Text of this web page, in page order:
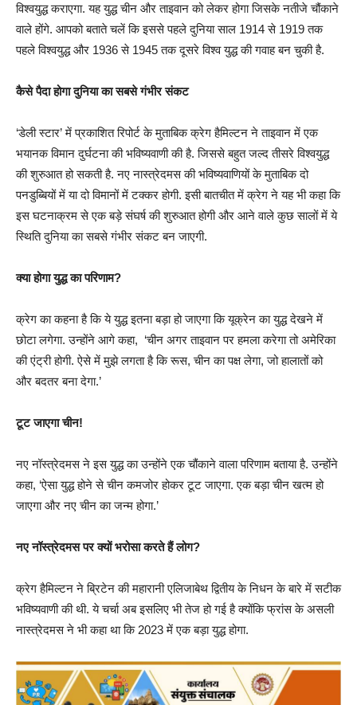
विश्वयुद्ध कराएगा. यह युद्ध चीन और ताइवान को लेकर होगा जिसके नतीजे चौंकाने
वाले होंगे. आपको बताते चलें कि इससे पहले दुनिया साल 1914 से 1919 तक
पहले विश्वयुद्ध और 1936 से 1945 तक दूसरे विश्व युद्ध की गवाह बन चुकी है.
कैसे पैदा होगा दुनिया का सबसे गंभीर संकट
‘डेली स्टार’ में प्रकाशित रिपोर्ट के मुताबिक क्रेग हैमिल्टन ने ताइवान में एक
भयानक विमान दुर्घटना की भविष्यवाणी की है. जिससे बहुत जल्द तीसरे विश्वयुद्ध
की शुरुआत हो सकती है. नए नास्त्रेदमस की भविष्यवाणियों के मुताबिक दो
पनडुब्बियों में या दो विमानों में टक्कर होगी. इसी बातचीत में क्रेग ने यह भी कहा कि
इस घटनाक्रम से एक बड़े संघर्ष की शुरुआत होगी और आने वाले कुछ सालों में ये
स्थिति दुनिया का सबसे गंभीर संकट बन जाएगी.
क्या होगा युद्ध का परिणाम?
क्रेग का कहना है कि ये युद्ध इतना बड़ा हो जाएगा कि यूक्रेन का युद्ध देखने में
छोटा लगेगा. उन्होंने आगे कहा, ‘चीन अगर ताइवान पर हमला करेगा तो अमेरिका
की एंट्री होगी. ऐसे में मुझे लगता है कि रूस, चीन का पक्ष लेगा, जो हालातों को
और बदतर बना देगा.’
टूट जाएगा चीन!
नए नॉस्त्रेदमस ने इस युद्ध का उन्होंने एक चौंकाने वाला परिणाम बताया है. उन्होंने
कहा, ‘ऐसा युद्ध होने से चीन कमजोर होकर टूट जाएगा. एक बड़ा चीन खत्म हो
जाएगा और नए चीन का जन्म होगा.’
नए नॉस्त्रेदमस पर क्यों भरोसा करते हैं लोग?
क्रेग हैमिल्टन ने ब्रिटेन की महारानी एलिजाबेथ द्वितीय के निधन के बारे में सटीक
भविष्यवाणी की थी. ये चर्चा अब इसलिए भी तेज हो गई है क्योंकि फ्रांस के असली
नास्त्रेदमस ने भी कहा था कि 2023 में एक बड़ा युद्ध होगा.